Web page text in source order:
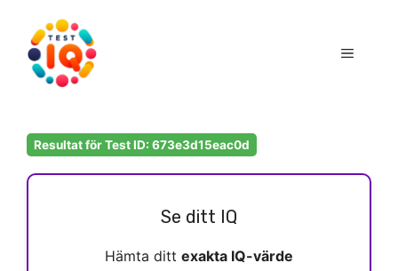
innehåll
Meny
Resultat för Test ID: 673e3d15eac0d
Se ditt IQ
Hämta ditt exakta IQ-värde